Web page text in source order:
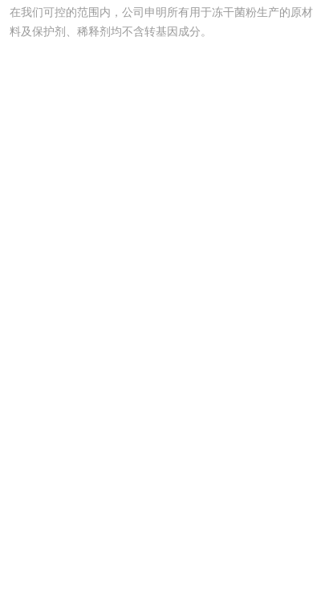
在我们可控的范围内，公司申明所有用于冻干菌粉生产的原材
料及保护剂、稀释剂均不含转基因成分。